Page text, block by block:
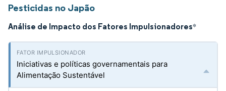
Pesticidas no Japão
Análise de Impacto dos Fatores Impulsionadores*
Iniciativas e políticas governamentais para
Alimentação Sustentável